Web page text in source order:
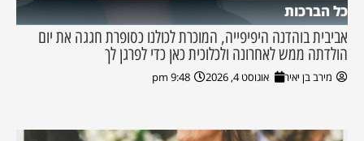
כל הברכות
אביבית בוהדנה היפיפייה, המוכרת לכולנו כסופרת חגגה את יום
הולדתה ממש לאחרונה ולכלוכית כאן כדי לפרגן לך
מירב בן יאיר אוגוסט 4, 2026 9:48 pm